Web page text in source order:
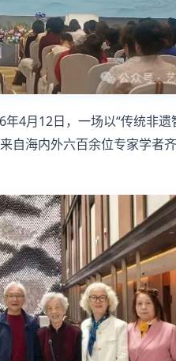
4月12日，一场以“传统非遗
自海内外六百余位专家学者